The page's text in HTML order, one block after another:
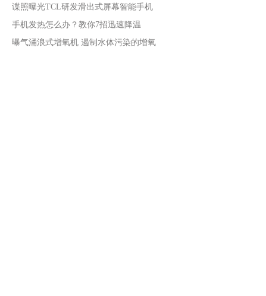
谍照曝光TCL研发滑出式屏幕智能手机
手机发热怎么办？教你7招迅速降温
曝气涌浪式增氧机 遏制水体污染的增氧